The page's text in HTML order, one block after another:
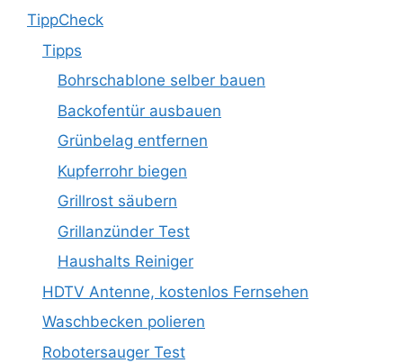
TippCheck
Tipps
Bohrschablone selber bauen
Backofentür ausbauen
Grünbelag entfernen
Kupferrohr biegen
Grillrost säubern
Grillanzünder Test
Haushalts Reiniger
HDTV Antenne, kostenlos Fernsehen
Waschbecken polieren
Robotersauger Test